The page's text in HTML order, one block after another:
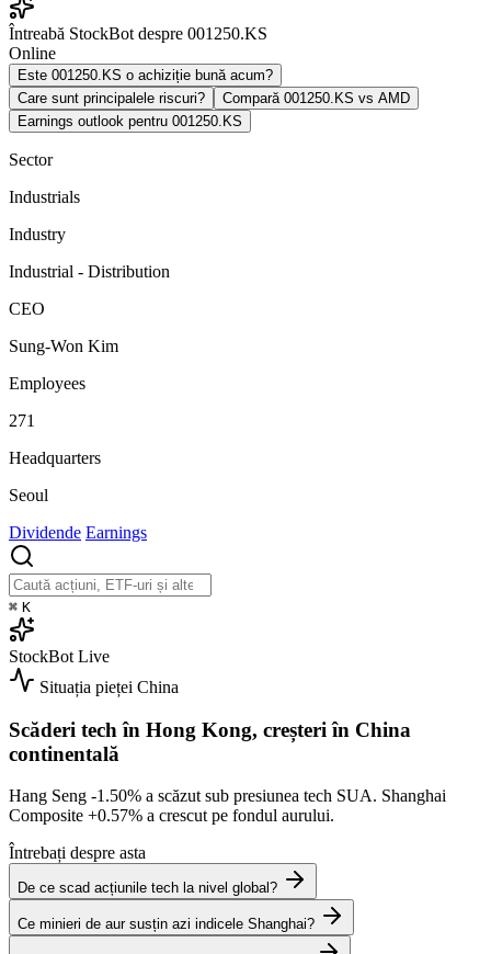
Întreabă StockBot despre 001250.KS
Online
Este 001250.KS o achiziție bună acum?
Care sunt principalele riscuri?
Compară 001250.KS vs AMD
Earnings outlook pentru 001250.KS
Sector
Industrials
Industry
Industrial - Distribution
CEO
Sung-Won Kim
Employees
271
Headquarters
Seoul
Dividende Earnings
⌘ K
StockBot Live
Situația pieței China
Scăderi tech în Hong Kong, creșteri în China
continentală
Hang Seng -1.50% a scăzut sub presiunea tech SUA. Shanghai
Composite +0.57% a crescut pe fondul aurului.
Întrebați despre asta
De ce scad acțiunile tech la nivel global?
Ce minieri de aur susțin azi indicele Shanghai?